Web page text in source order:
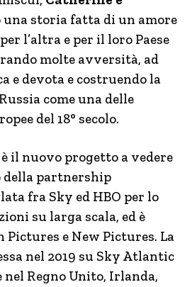
storia fatta di un amore
l’altra e per il loro Paese
molte avversità, ad
e devota e costruendo la
come una delle
del 18° secolo.
è il nuovo progetto a vedere
della partnership
fra Sky ed HBO per lo
su larga scala, ed è
e New Pictures. La
nel 2019 su Sky Atlantic
Regno Unito, Irlanda,